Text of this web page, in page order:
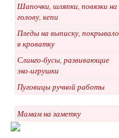
Шапочки, шляпки, повязки на
голову, кепи
Пледы на выписку, покрывало
в кроватку
Слинго-бусы, развивающие
эко-игрушки
Пуговицы ручной работы
Мамам на заметку